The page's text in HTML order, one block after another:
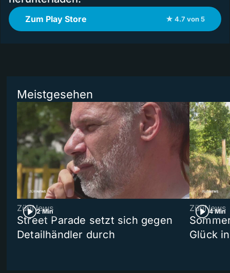
Zum Play Store ★ 4.7 von 5
Meistgesehen
2 Min
ZüriNews
Street Parade setzt sich gegen
Detailhändler durch
4 Min
ZüriNews
Glück